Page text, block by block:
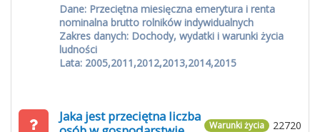
Dane: Przeciętna miesięczna emerytura i renta
nominalna brutto rolników indywidualnych
Zakres danych: Dochody, wydatki i warunki życia
ludności
Lata: 2005,2011,2012,2013,2014,2015
22720
Warunki życia
Jaka jest przeciętna liczba